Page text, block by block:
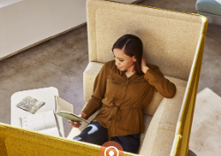
Photo Credit: Jason O’rear